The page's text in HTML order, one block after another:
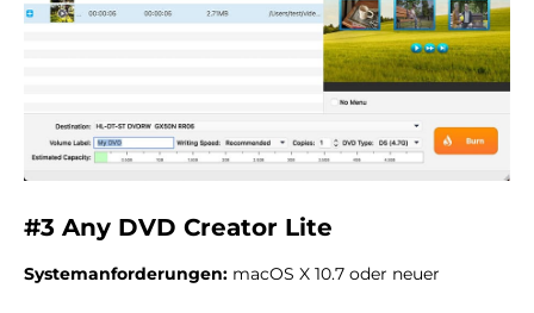
#3 Any DVD Creator Lite
Systemanforderungen: macOS X 10.7 oder neuer